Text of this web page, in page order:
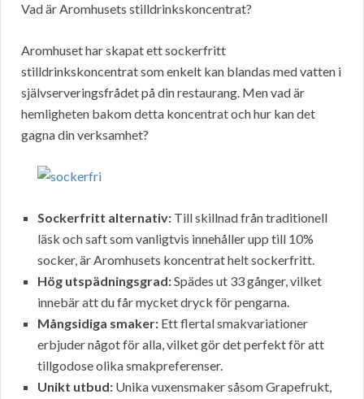
Vad är Aromhusets stilldrinkskoncentrat?
Aromhuset har skapat ett sockerfritt
stilldrinkskoncentrat som enkelt kan blandas med vatten i
självserveringsfrådet på din restaurang. Men vad är
hemligheten bakom detta koncentrat och hur kan det
gagna din verksamhet?
Sockerfritt alternativ: Till skillnad från traditionell
läsk och saft som vanligtvis innehåller upp till 10%
socker, är Aromhusets koncentrat helt sockerfritt.
Hög utspädningsgrad:Spädes ut 33 gånger, vilket
innebär att du får mycket dryck för pengarna.
Mångsidiga smaker: Ett flertal smakvariationer
erbjuder något för alla, vilket gör det perfekt för att
tillgodose olika smakpreferenser.
Unikt utbud: Unika vuxensmaker såsom Grapefrukt,